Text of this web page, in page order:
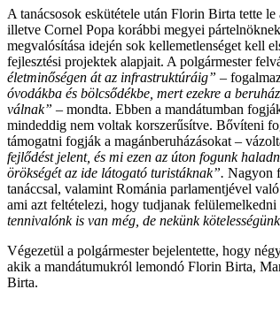
A tanácsosok eskütétele után Florin Birta tette
illetve Cornel Popa korábbi megyei
megvalósítása idején sok kellemetlenséget kell
fejlesztési projektek alapjait. A polgármester
életminőségen át az infrastruktúráig” –
óvodákba és bölcsődékbe, mert ezekre a
válnak” – mondta. Ebben a mandátumban
mindeddig nem voltak korszerűsítve. Bővíteni
támogatni fogják a magánberuházásokat –
fejlődést jelent, és mi ezen az úton fogunk
örökségét az ide látogató turistáknak”. Nagyon
tanáccsal, valamint Románia parlamentjével
ami azt feltételezi, hogy tudjanak
tennivalónk is van még, de nekünk
Végezetül a polgármester bejelentette, hogy
akik a mandátumukról lemondó Florin Birta,
Birta.